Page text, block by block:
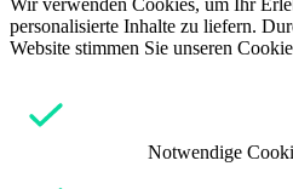
Wir verwenden Cookies, um Ihr
personalisierte Inhalte zu liefern.
Website stimmen Sie unseren
Notwendige